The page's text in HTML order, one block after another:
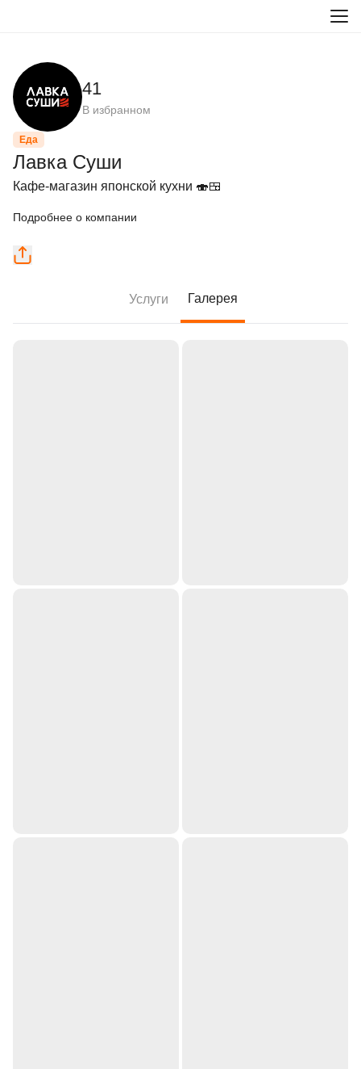
41
В избранном
Еда
Лавка Суши
Кафе-магазин японской кухни 🍣🍱
Подробнее о компании
Услуги Галерея